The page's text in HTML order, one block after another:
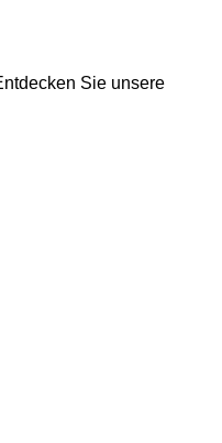
Sie unsere